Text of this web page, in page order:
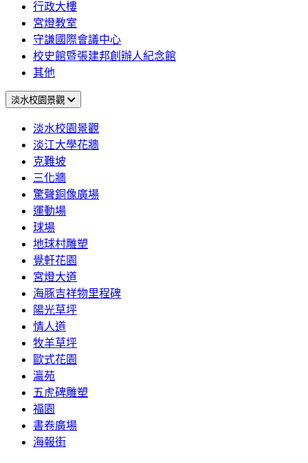
行政大樓
宮燈教室
守謙國際會議中心
校史館暨張建邦創辦人紀念館
其他
淡水校園景觀
淡水校園景觀
淡江大學花牆
克難坡
三化牆
驚聲銅像廣場
運動場
球場
地球村雕塑
覺軒花園
宮燈大道
海豚吉祥物里程碑
陽光草坪
情人道
牧羊草坪
歐式花園
瀛苑
五虎碑雕塑
福園
書卷廣場
海報街